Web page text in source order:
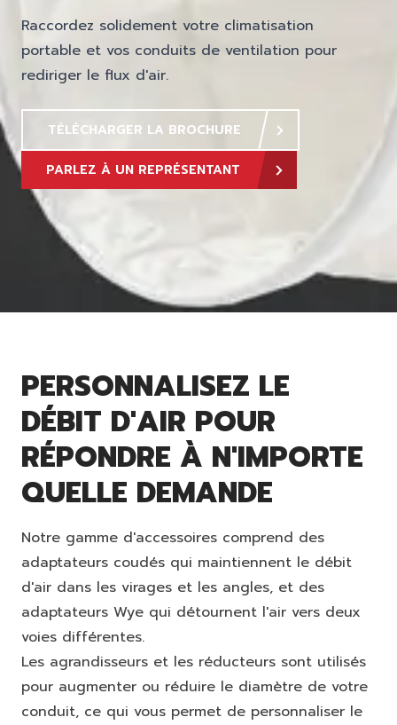
Raccordez solidement votre climatisation
portable et vos conduits de ventilation pour
rediriger le flux d'air.
TÉLÉCHARGER LA BROCHURE
PARLEZ À UN REPRÉSENTANT
PERSONNALISEZ LE
DÉBIT D'AIR POUR
RÉPONDRE À N'IMPORTE
QUELLE DEMANDE
Notre gamme d'accessoires comprend des
adaptateurs coudés qui maintiennent le débit
d'air dans les virages et les angles, et des
adaptateurs Wye qui détournent l'air vers deux
voies différentes.
Les agrandisseurs et les réducteurs sont utilisés
pour augmenter ou réduire le diamètre de votre
conduit, ce qui vous permet de personnaliser le